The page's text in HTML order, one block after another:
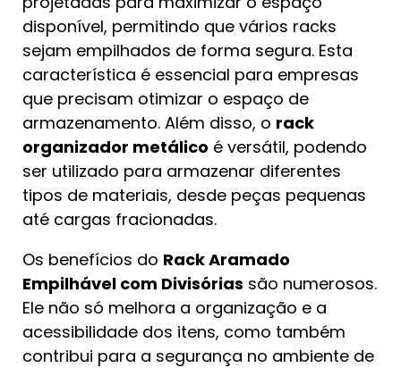
disponível, permitindo que vários racks
sejam empilhados de forma segura. Esta
característica é essencial para empresas
que precisam otimizar o espaço de
armazenamento. Além disso, o rack
organizador metálico é versátil, podendo
ser utilizado para armazenar diferentes
tipos de materiais, desde peças pequenas
até cargas fracionadas.
Os benefícios do Rack Aramado
Empilhável com Divisórias são numerosos.
Ele não só melhora a organização e a
acessibilidade dos itens, como também
contribui para a segurança no ambiente de